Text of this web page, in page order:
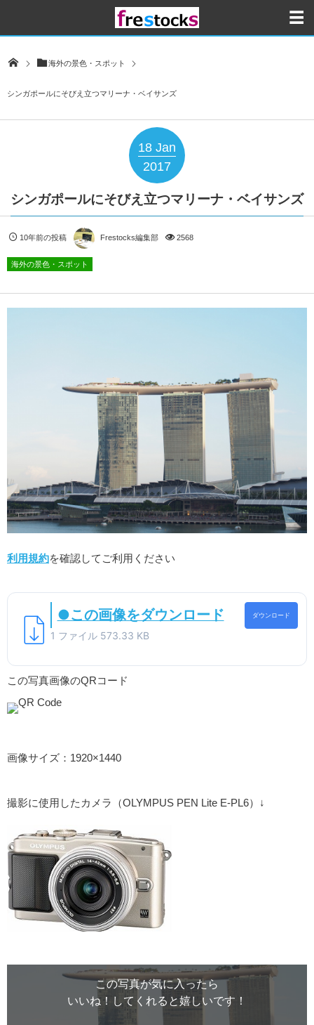
海外の景色・スポット
シンガポールにそびえ立つマリーナ・ベイサンズ
18 Jan
2017
シンガポールにそびえ立つマリーナ・ベイサンズ
10年前の投稿 Frestocks編集部 2568
海外の景色・スポット
利用規約を確認してご利用ください
●この画像をダウンロード
1 ファイル 573.33 KB
ダウンロード
この写真画像のQRコード
画像サイズ：1920×1440
撮影に使用したカメラ（OLYMPUS PEN Lite E-PL6）↓
この写真が気に入ったら
いいね！してくれると嬉しいです！